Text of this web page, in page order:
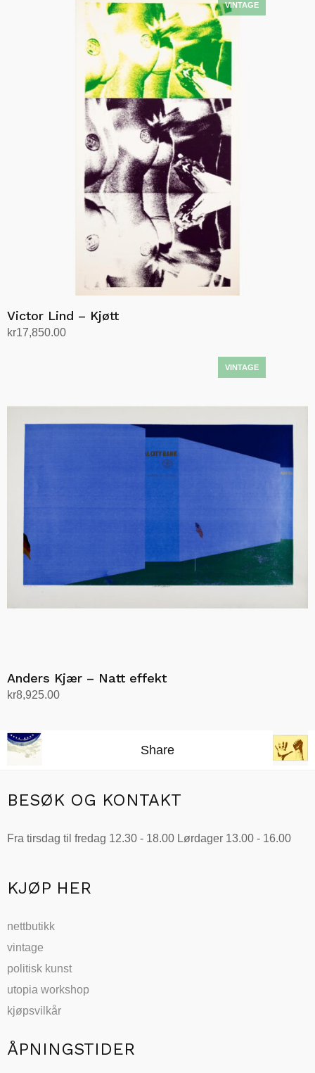
Victor Lind – Kjøtt
kr17,850.00
Anders Kjær – Natt effekt
kr8,925.00
Share
BESØK OG KONTAKT
Fra tirsdag til fredag 12.30 - 18.00 Lørdager 13.00 - 16.00
KJØP HER
nettbutikk
vintage
politisk kunst
utopia workshop
kjøpsvilkår
ÅPNINGSTIDER